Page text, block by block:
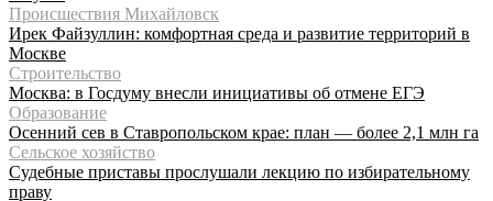
Происшествия Михайловск
Ирек Файзуллин: комфортная среда и развитие территорий в
Москве
Строительство
Москва: в Госдуму внесли инициативы об отмене ЕГЭ
Образование
Осенний сев в Ставропольском крае: план — более 2,1 млн га
Сельское хозяйство
Судебные приставы прослушали лекцию по избирательному
праву